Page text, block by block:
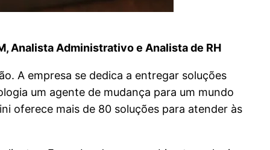
Analista Administrativo e Analista de RH
A empresa se dedica a entregar soluções
um agente de mudança para um mundo
oferece mais de 80 soluções para atender às